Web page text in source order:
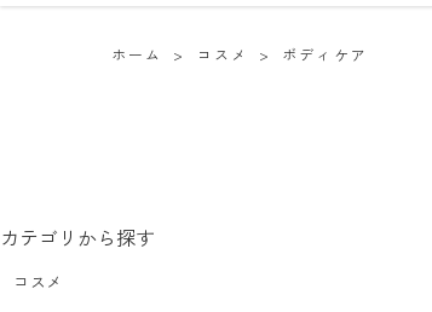
ホーム > コスメ > ボディケア
カテゴリから探す
コスメ